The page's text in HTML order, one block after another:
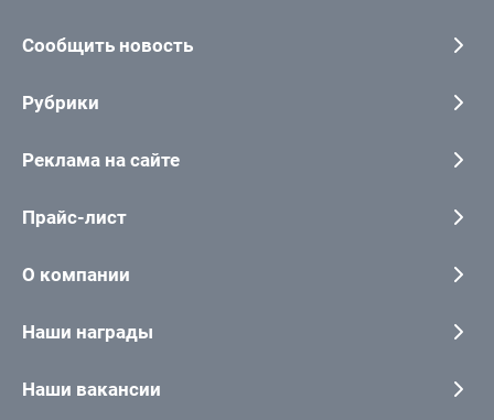
Сообщить новость
Рубрики
Реклама на сайте
Прайс-лист
О компании
Наши награды
Наши вакансии